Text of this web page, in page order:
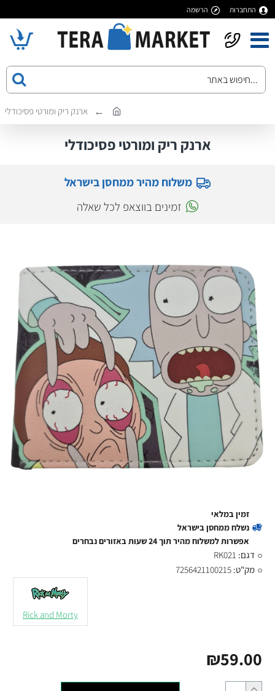
התחברות הרשמה
ארנק ריק ומורטי פסיכודלי
ארנק ריק ומורטי פסיכודלי
משלוח מהיר ממחסן בישראל
זמינים בווצאפ לכל שאלה
₪59.00
זמין במלאי
נשלח ממחסן בישראל
אפשרות למשלוח מהיר תוך 24 שעות באזורים נבחרים
דגם: RK021
מק"ט: 7256421100215
Rick and Morty